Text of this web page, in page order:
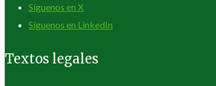
Síguenos en X
Síguenos en LinkedIn
Textos legales